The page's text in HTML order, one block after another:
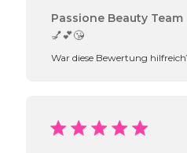
Passione Beauty Team
💅💕😘
War diese Bewertung